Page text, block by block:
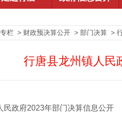
栏 > 财政预决算公开 > 部门决算 >
行唐县龙州镇人民
民政府2023年部门决算信息公开